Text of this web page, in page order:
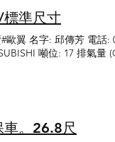
準尺寸
翼 名字: 邱傳芳 電話:
噸位: 17 排氣量
。26.8尺